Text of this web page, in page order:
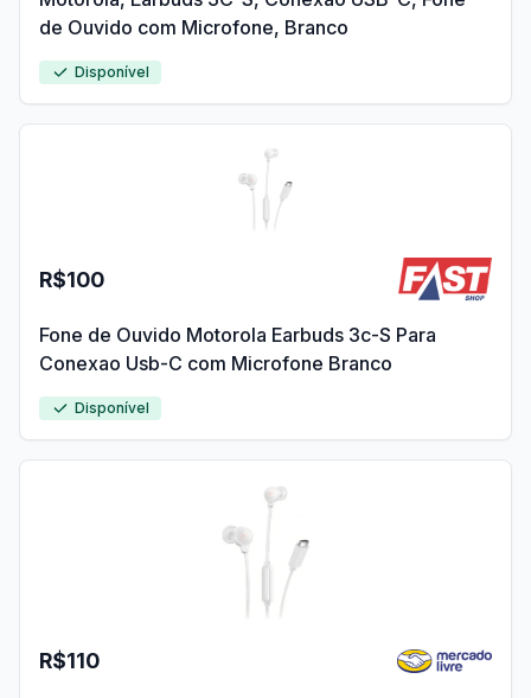
de Ouvido com Microfone, Branco
Disponível
R$100
Fone de Ouvido Motorola Earbuds 3c-S Para
Conexao Usb-C com Microfone Branco
Disponível
R$110